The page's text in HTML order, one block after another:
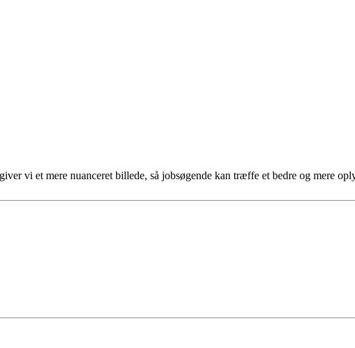
vi et mere nuanceret billede, så jobsøgende kan træffe et bedre og mere